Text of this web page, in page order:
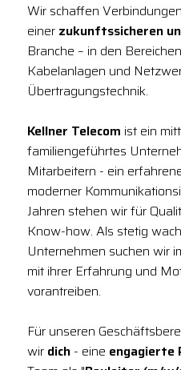
Wir schaffen
einer zukunftssicheren
Branche – in den
Kabelanlagen und
Übertragungstechnik.
Kellner Telecom ist ein
familiengeführtes
Mitarbeitern - ein
moderner
Jahren stehen wir für
Know-how. Als stetig
Unternehmen suchen wir
mit ihrer Erfahrung und
vorantreiben.
Für unseren
wir dich - eine engagierte